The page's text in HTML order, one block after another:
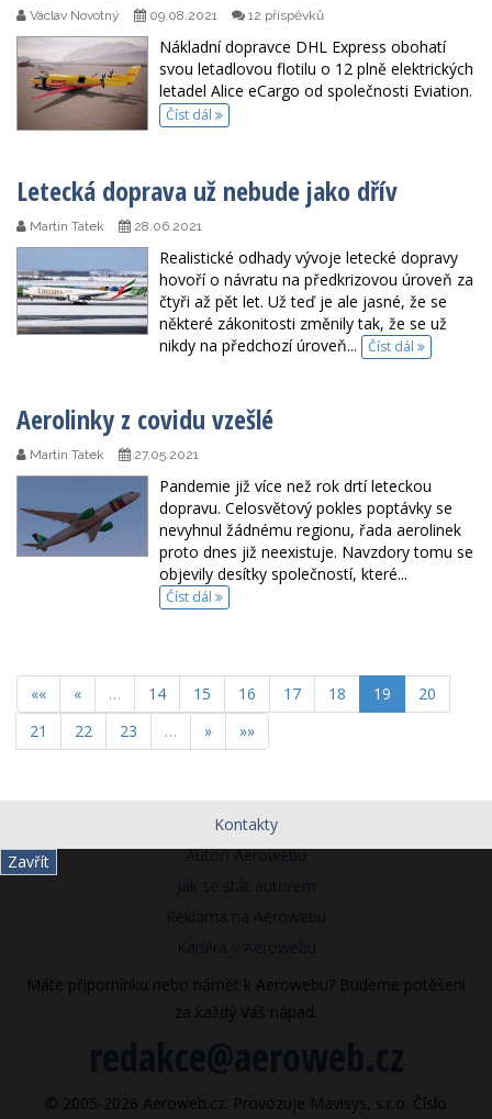
Zavřít
Václav Novotný 09.08.2021 12 příspěvků
Nákladní dopravce DHL Express obohatí
svou letadlovou flotilu o 12 plně elektrických
letadel Alice eCargo od společnosti Eviation.
Číst dál
Letecká doprava už nebude jako dřív
Martin Tatek 28.06.2021
Realistické odhady vývoje letecké dopravy
hovoří o návratu na předkrizovou úroveň za
čtyři až pět let. Už teď je ale jasné, že se
některé zákonitosti změnily tak, že se už
nikdy na předchozí úroveň...
Číst dál
Aerolinky z covidu vzešlé
Martin Tatek 27.05.2021
Pandemie již více než rok drtí leteckou
dopravu. Celosvětový pokles poptávky se
nevyhnul žádnému regionu, řada aerolinek
proto dnes již neexistuje. Navzdory tomu se
objevily desítky společností, které...
Číst dál
«« « … 14 15 16 17 18 19
20
21
22 23 … » »»
Kontakty
Autoři Aerowebu
Máte připomínku nebo námět k Aerowebu? Budeme potěšeni
za každý Váš nápad.
© 2005-2026 Aeroweb.cz. Provozuje Mavisys, s.r.o. Číslo